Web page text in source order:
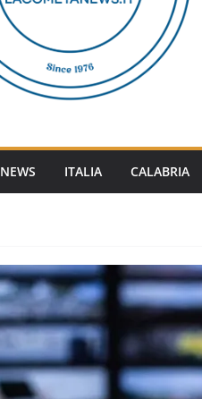
NEWS ITALIA CALABRIA